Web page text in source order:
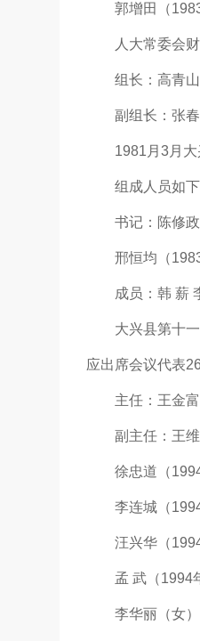
郭增田（1983
人大常委会财
组长：高青山
副组长：张春
1981月3月大兴
组成人员如下
书记：陈修政
邢恒均（1983
成员：韩 薪
大兴县第十一
应出席会议代表
主任：王金富
副主任：王维
徐忠道（1994
李连城（1994
汪兴华（1994
孟 武（1994
李华丽（女）